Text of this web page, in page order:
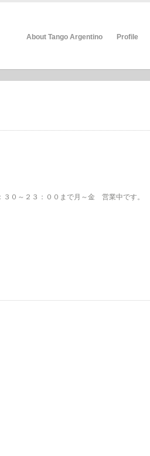
About Tango Argentino Profile
～２３：００まで月～金 営業中です。